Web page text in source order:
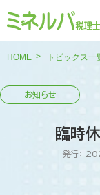
HOME トピックス一
臨時
発行：